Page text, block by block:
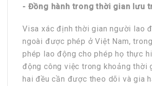
- Đồng hành trong thời gian lưu
Visa xác định thời gian người lao
ngoài được phép ở Việt Nam,
phép lao động cho phép họ thực
động công việc trong khoảng thời
hai đều cần được theo dõi và gia